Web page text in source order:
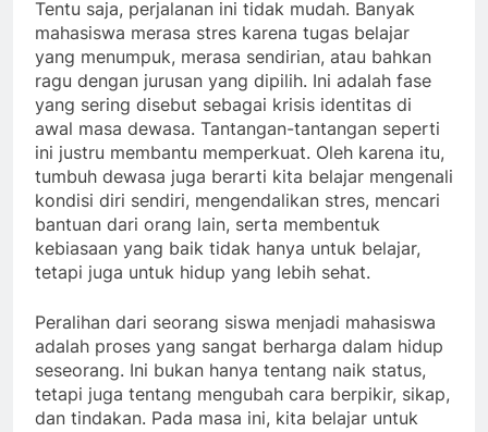
Tentu saja, perjalanan ini tidak mudah. Banyak
mahasiswa merasa stres karena tugas belajar
yang menumpuk, merasa sendirian, atau bahkan
ragu dengan jurusan yang dipilih. Ini adalah fase
yang sering disebut sebagai krisis identitas di
awal masa dewasa. Tantangan-tantangan seperti
ini justru membantu memperkuat. Oleh karena itu,
tumbuh dewasa juga berarti kita belajar mengenali
kondisi diri sendiri, mengendalikan stres, mencari
bantuan dari orang lain, serta membentuk
kebiasaan yang baik tidak hanya untuk belajar,
tetapi juga untuk hidup yang lebih sehat.
Peralihan dari seorang siswa menjadi mahasiswa
adalah proses yang sangat berharga dalam hidup
seseorang. Ini bukan hanya tentang naik status,
tetapi juga tentang mengubah cara berpikir, sikap,
dan tindakan. Pada masa ini, kita belajar untuk